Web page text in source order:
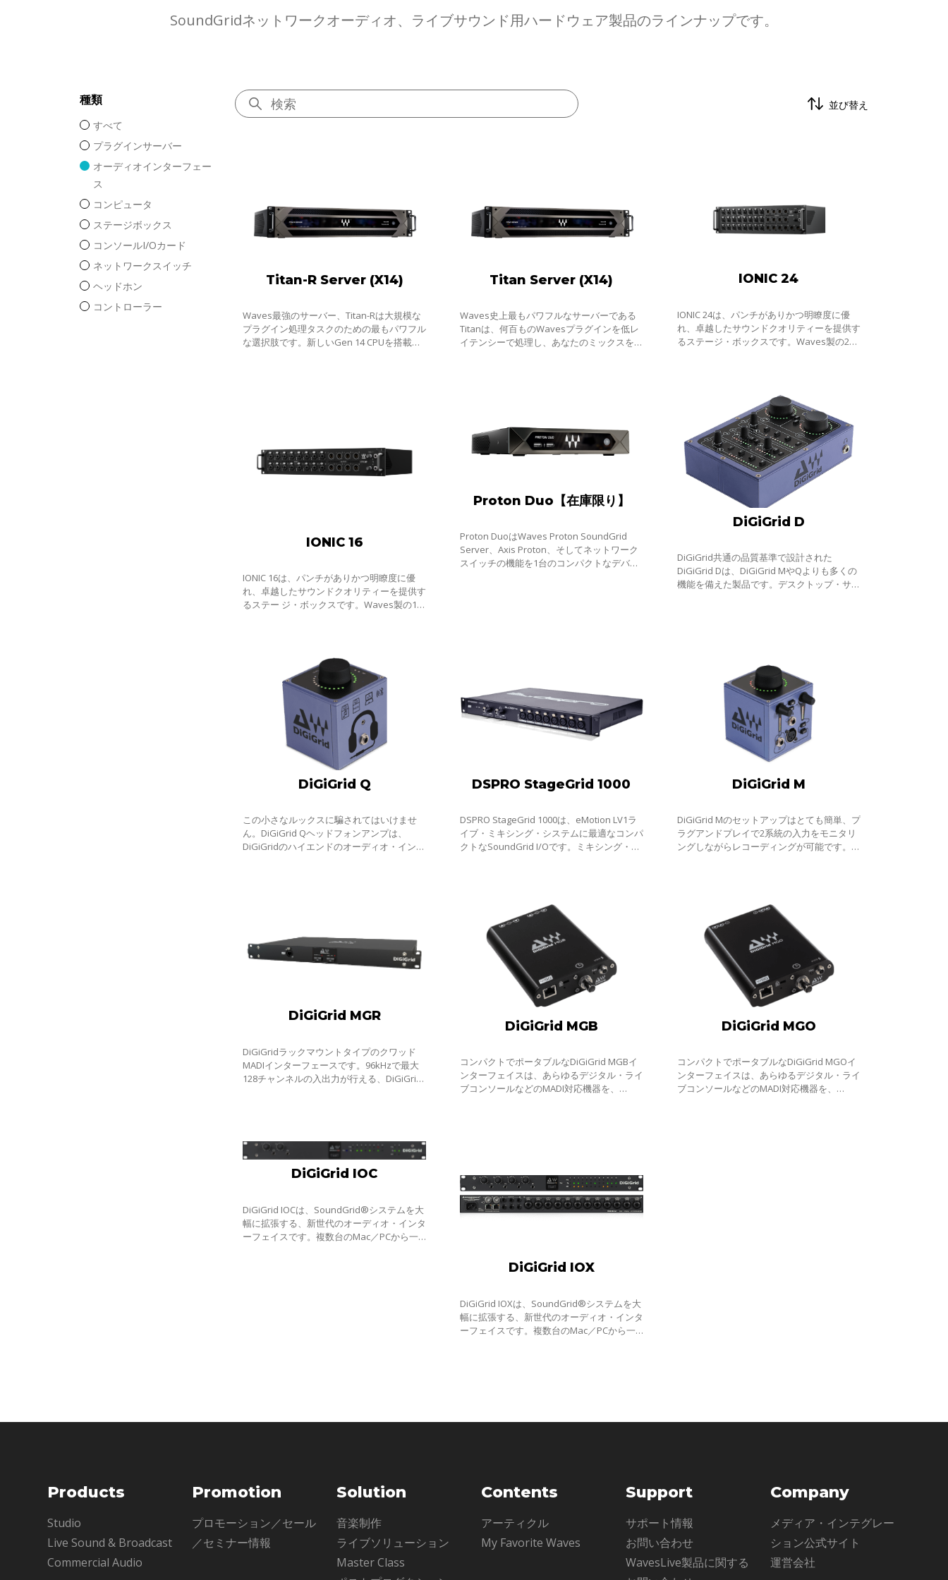
SoundGridネットワークオーディオ、ライブサウンド用ハードウェア製品のラインナップです。
種類
すべて
プラグインサーバー
オーディオインターフェー
ス
コンピュータ
ステージボックス
コンソールI/Oカード
ネットワークスイッチ
ヘッドホン
コントローラー
並び替え
Titan-R Server (X14)
Waves最強のサーバー、Titan-Rは大規模な
プラグイン処理タスクのための最もパワフル
な選択肢です。新しいGen 14 CPUを搭載し
Titan Server (X14)
Waves史上最もパワフルなサーバーである
Titanは、何百ものWavesプラグインを低レ
イテンシーで処理し、あなたのミックスをス
IONIC 24
IONIC 24は、パンチがありかつ明瞭度に優
れ、卓越したサウンドクオリティーを提供す
るステージ・ボックスです。Waves製の24
IONIC 16
IONIC 16は、パンチがありかつ明瞭度に優
れ、卓越したサウンドクオリティーを提供す
るステー ジ・ボックスです。Waves製の16
Proton Duo【在庫限り】
Proton DuoはWaves Proton SoundGrid
Server、Axis Proton、そしてネットワーク
スイッチの機能を1台のコンパクトなデバイ
DiGiGrid D
DiGiGrid共通の品質基準で設計された
DiGiGrid Dは、DiGiGrid MやQよりも多くの
機能を備えた製品です。デスクトップ・サイ
DiGiGrid Q
この小さなルックスに騙されてはいけませ
ん。DiGiGrid Qヘッドフォンアンプは、
DiGiGridのハイエンドのオーディオ・インタ
DSPRO StageGrid 1000
DSPRO StageGrid 1000は、eMotion LV1ラ
イブ・ミキシング・システムに最適なコンパ
クトなSoundGrid I/Oです。ミキシング・コ
DiGiGrid M
DiGiGrid Mのセットアップはとても簡単、プ
ラグアンドプレイで2系統の入力をモニタリ
ングしながらレコーディングが可能です。
DiGiGrid MGR
DiGiGridラックマウントタイプのクワッド
MADIインターフェースです。96kHzで最大
128チャンネルの入出力が行える、DiGiGrid
DiGiGrid MGB
コンパクトでポータブルなDiGiGrid MGBイ
ンターフェイスは、あらゆるデジタル・ライ
ブコンソールなどのMADI対応機器を、
DiGiGrid MGO
コンパクトでポータブルなDiGiGrid MGOイ
ンターフェイスは、あらゆるデジタル・ライ
ブコンソールなどのMADI対応機器を、
DiGiGrid IOC
DiGiGrid IOCは、SoundGrid®システムを大
幅に拡張する、新世代のオーディオ・インタ
ーフェイスです。複数台のMac／PCから一
DiGiGrid IOX
DiGiGrid IOXは、SoundGrid®システムを大
幅に拡張する、新世代のオーディオ・インタ
ーフェイスです。複数台のMac／PCから一
Products
Studio
Live Sound & Broadcast
Commercial Audio
Promotion
プロモーション／セール
／セミナー情報
Solution
音楽制作
ライブソリューション
Master Class
Contents
アーティクル
My Favorite Waves
Support
サポート情報
お問い合わせ
WavesLive製品に関する
Company
メディア・インテグレー
ション公式サイト
運営会社